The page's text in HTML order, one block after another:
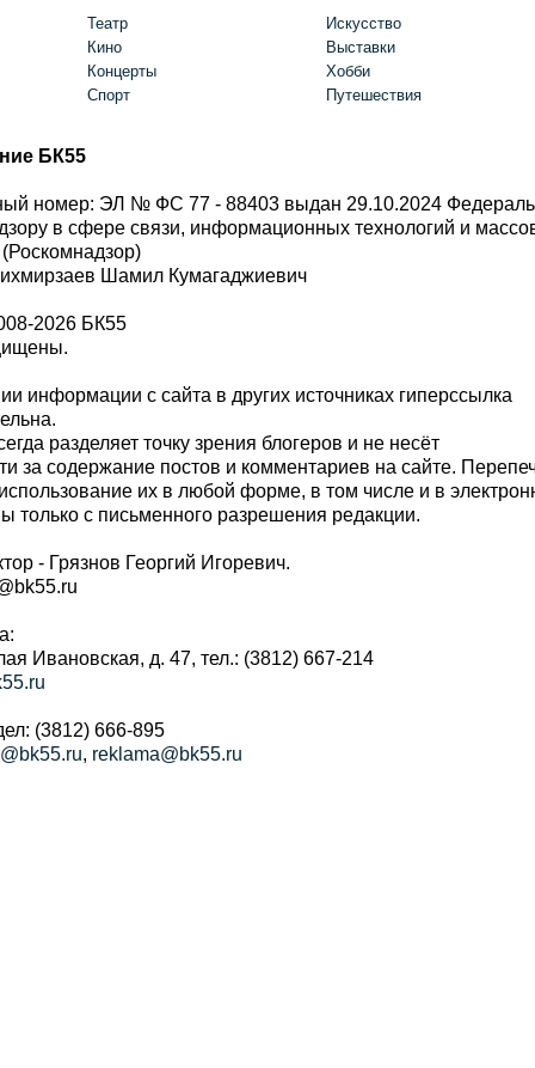
Театр
Кино
Концерты
Спорт
Искусство
Выставки
Хобби
Путешествия
БК55
номер: ЭЛ № ФС 77 - 88403 выдан 29.10.2024
в сфере связи, информационных технологий и
Шамил Кумагаджиевич
2026 БК55
информации с сайта в других источниках гиперссылка
разделяет точку зрения блогеров и не несёт
за содержание постов и комментариев на сайте.
их в любой форме, в том числе и в
с письменного разрешения редакции.
- Грязнов Георгий Игоревич.
Ивановская, д. 47, тел.: (3812) 667-214
(3812) 666-895
, reklama@bk55.ru